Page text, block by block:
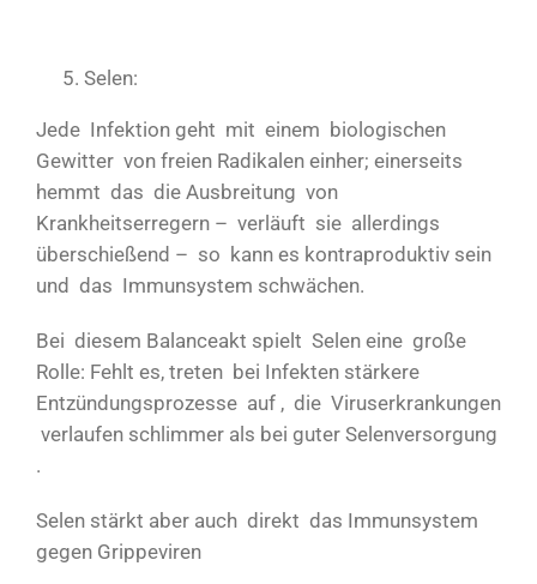
Selen:
Jede Infektion geht mit einem biologischen
Gewitter von freien Radikalen einher; einerseits
hemmt das die Ausbreitung von
Krankheitserregern – verläuft sie allerdings
überschießend – so kann es kontraproduktiv sein
und das Immunsystem schwächen.
Bei diesem Balanceakt spielt Selen eine große
Rolle: Fehlt es, treten bei Infekten stärkere
Entzündungsprozesse auf , die Viruserkrankungen
verlaufen schlimmer als bei guter Selenversorgung
.
Selen stärkt aber auch direkt das Immunsystem
gegen Grippeviren